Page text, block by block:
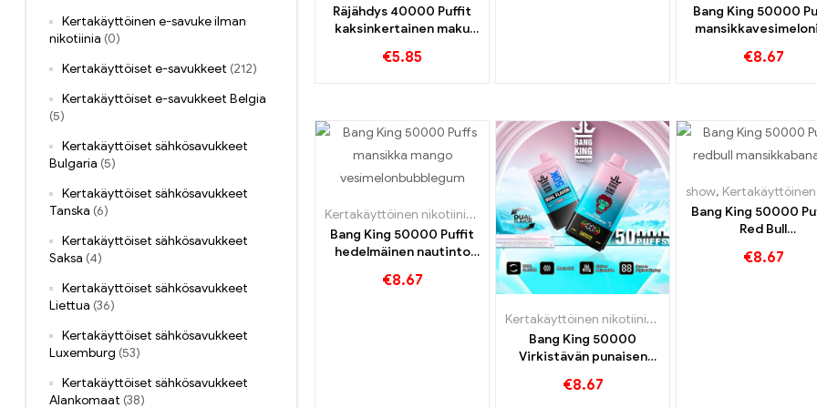
Räjähdys 40000 Puffit
kaksinkertainen maku
€5.85
Bang King 50000
guava -makuja
€8.67
Kertakäyttöinen nikotiinia sisältävä sähkötupakka ,Kertakäyttöiset e-savukkeet,
Bang King 50000 Puffit
hedelmäinen nautinto
vesimeloni -kuplakumilla
€8.67
Kertakäyttöinen nikotiinia sisältävä sähkötupakka
Bang King 50000
Virkistävän punaisen
vesimelonin maun
€8.67
show, Kertakäyttöinen nikotiinia sisältävä
Bang King 50000
Red Bull
intensiivisestä
€8.67
Kertakäyttöinen e-savuke ilman
nikotiinia (0)
Kertakäyttöiset e-savukkeet (212)
Kertakäyttöiset e-savukkeet Belgia
(5)
Kertakäyttöiset sähkösavukkeet
Bulgaria (5)
Kertakäyttöiset sähkösavukkeet
Tanska (6)
Kertakäyttöiset sähkösavukkeet
Saksa (4)
Kertakäyttöiset sähkösavukkeet
Liettua (36)
Kertakäyttöiset sähkösavukkeet
Luxemburg (53)
Kertakäyttöiset sähkösavukkeet
Alankomaat (38)